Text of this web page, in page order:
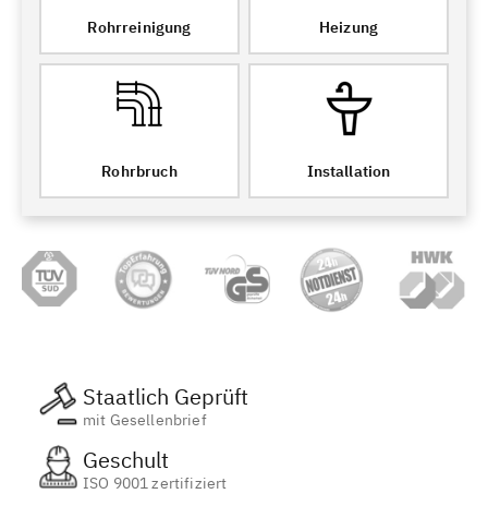
Rohrreinigung Heizung
Rohrbruch Installation
Staatlich Geprüft
mit Gesellenbrief
Geschult
ISO 9001 zertifiziert